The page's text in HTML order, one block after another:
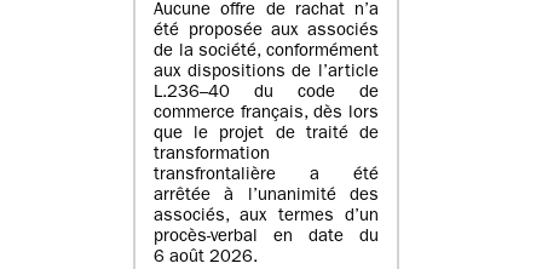
Aucune offre de rachat n’a
été proposée aux associés
de la société, conformément
aux dispositions de l’article
L.236–40 du code de
commerce français, dès lors
que le projet de traité de
transformation
transfrontalière a été
arrêtée à l’unanimité des
associés, aux termes d’un
procès-verbal en date du
6 août 2026.